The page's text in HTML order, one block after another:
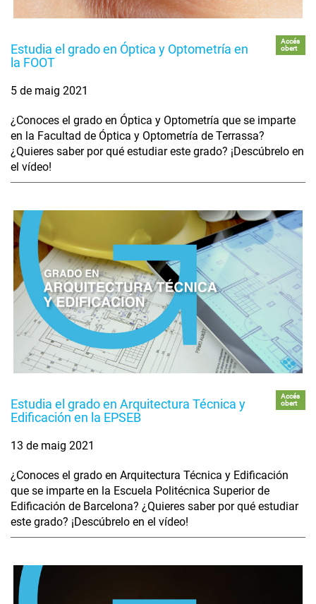
Estudia el grado en Óptica y Optometría en
la FOOT
Accés
obert
5 de maig 2021
¿Conoces el grado en Óptica y Optometría que se imparte
en la Facultad de Óptica y Optometría de Terrassa?
¿Quieres saber por qué estudiar este grado? ¡Descúbrelo en
el vídeo!
Estudia el grado en Arquitectura Técnica y
Edificación en la EPSEB
Accés
obert
13 de maig 2021
¿Conoces el grado en Arquitectura Técnica y Edificación
que se imparte en la Escuela Politécnica Superior de
Edificación de Barcelona? ¿Quieres saber por qué estudiar
este grado? ¡Descúbrelo en el vídeo!